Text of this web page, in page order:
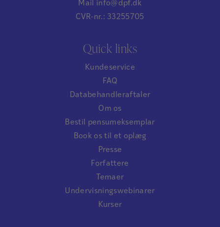
Mail info@dpf.dk
CVR-nr.: 33255705
Quick links
Kundeservice
FAQ
Databehandleraftaler
Om os
Bestil pensumeksemplar
Book os til et oplæg
Presse
Forfattere
Temaer
Undervisningswebinarer
Kurser